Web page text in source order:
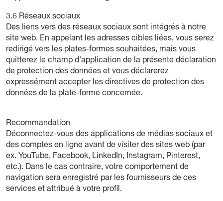
3.6 Réseaux sociaux
Des liens vers des réseaux sociaux sont intégrés à notre
site web. En appelant les adresses cibles liées, vous serez
redirigé vers les plates-formes souhaitées, mais vous
quitterez le champ d'application de la présente déclaration
de protection des données et vous déclarerez
expressément accepter les directives de protection des
données de la plate-forme concernée.
Recommandation
Déconnectez-vous des applications de médias sociaux et
des comptes en ligne avant de visiter des sites web (par
ex. YouTube, Facebook, LinkedIn, Instagram, Pinterest,
etc.). Dans le cas contraire, votre comportement de
navigation sera enregistré par les fournisseurs de ces
services et attribué à votre profil.